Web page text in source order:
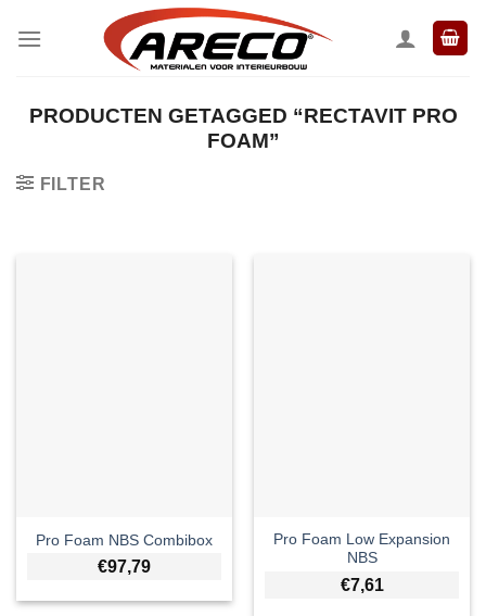
naar
PRODUCTEN GETAGGED “RECTAVIT PRO
FOAM”
FILTER
Pro Foam NBS Combibox
€97,79
Pro Foam Low Expansion
NBS
€7,61